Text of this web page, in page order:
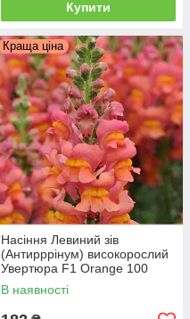
Купити
Краща ціна
Насіння Левиний зів
(Антирррінум) високорослий
Увертюра F1 Оrange 100
насінин Syngenta
В наявності